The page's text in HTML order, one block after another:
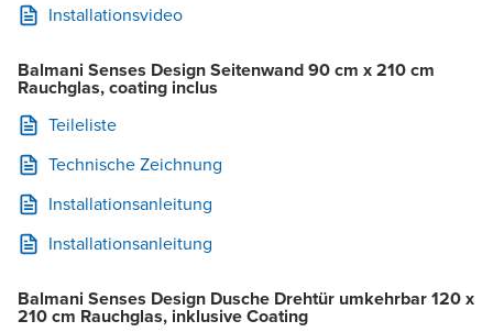
Installationsvideo
Balmani Senses Design Seitenwand 90 cm x 210 cm
Rauchglas, coating inclus
Teileliste
Technische Zeichnung
Installationsanleitung
Installationsanleitung
Balmani Senses Design Dusche Drehtür umkehrbar 120 x
210 cm Rauchglas, inklusive Coating